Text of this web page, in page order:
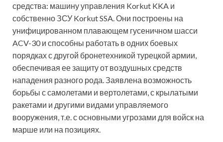
средства: машину управления Korkut KKA и
собственно ЗСУ Korkut SSA. Они построены на
унифицированном плавающем гусеничном шасси
ACV-30 и способны работать в одних боевых
порядках с другой бронетехникой турецкой армии,
обеспечивая ее защиту от воздушных средств
нападения разного рода. Заявлена возможность
борьбы с самолетами и вертолетами, с крылатыми
ракетами и другими видами управляемого
вооружения, т.е. с основными угрозами для войск на
марше или на позициях.